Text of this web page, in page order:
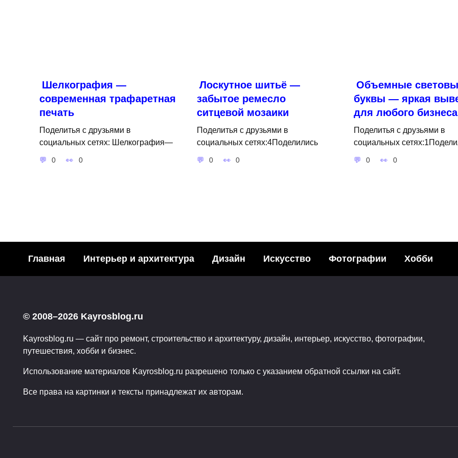
Шелкография —
современная трафаретная
печать
Поделитья с друзьями в
социальных сетях: Шелкография—
0 0
Лоскутное шитьё —
забытое ремесло
ситцевой мозаики
Поделитья с друзьями в
социальных сетях:4Поделились
0 0
Объемные
буквы — яркая
для любого бизнеса
Поделитья с друзьями в
социальных
0 0
продуктов и ее роль в
маркетинге
Поделитья с друзьями в
Поделитья с друзьями в
0 0
случаи жизни
Главная Интерьер и архитектура Дизайн Искусство Фотографии Хобби
© 2008–2026 Kayrosblog.ru
Kayrosblog.ru — сайт про ремонт, строительство и архитектуру, дизайн, интерьер, искусство, фотографии,
путешествия, хобби и бизнес.
Использование материалов Kayrosblog.ru разрешено только с указанием обратной ссылки на сайт.
Все права на картинки и тексты принадлежат их авторам.